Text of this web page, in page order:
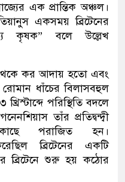
এক প্রান্তিক অঞ্চল।
একসময় ব্রিটেনের
কৃষক” বলে উল্লেখ
থেকে কর আদায় হতো এবং
ধাঁচের বিলাসবহুল
পরিস্থিতি বদলে
তাঁর প্রতিদ্বন্দ্বী
কাছে পরাজিত হন।
ব্রিটেনের একটি
ব্রিটেনে শুরু হয় কঠোর